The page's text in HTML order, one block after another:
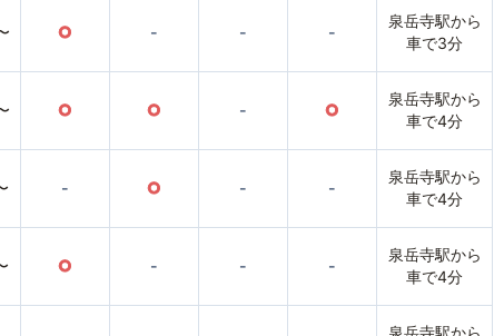
○ - - -
泉岳寺駅から
車で3分
○ ○ - ○
泉岳寺駅から
車で4分
- ○ - -
泉岳寺駅から
車で4分
○ - - -
泉岳寺駅から
車で4分